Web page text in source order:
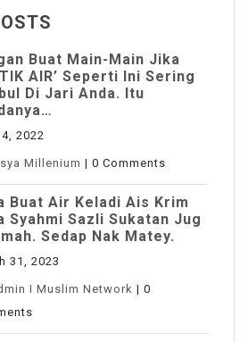
Buat Main-Main Jika
AIR’ Seperti Ini Sering
Di Jari Anda. Itu
2022
Millenium | 0 Comments
Buat Air Keladi Ais Krim
Syahmi Sazli Sukatan Jug
Sedap Nak Matey.
31, 2023
I Muslim Network | 0